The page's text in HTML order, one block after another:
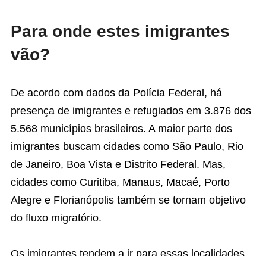
Para onde estes imigrantes
vão?
De acordo com dados da Polícia Federal, há
presença de imigrantes e refugiados em 3.876 dos
5.568 municípios brasileiros. A maior parte dos
imigrantes buscam cidades como São Paulo, Rio
de Janeiro, Boa Vista e Distrito Federal. Mas,
cidades como Curitiba, Manaus, Macaé, Porto
Alegre e Florianópolis também se tornam objetivo
do fluxo migratório.
Os imigrantes tendem a ir para essas localidades